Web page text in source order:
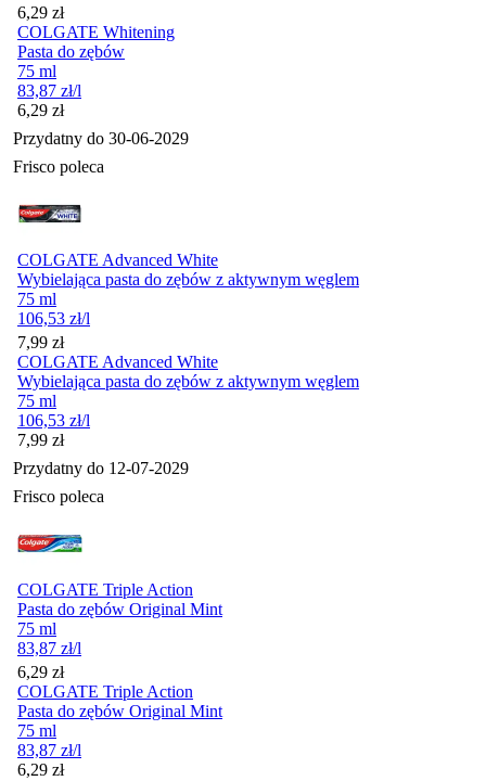
Cena
6,29 zł
COLGATE Whitening
Pasta do zębów
75 ml
83,87 zł/l
Cena
6,29 zł
Przydatny do 30-06-2029
Frisco poleca
COLGATE Advanced White
Wybielająca pasta do zębów z aktywnym węglem
75 ml
106,53 zł/l
Cena
7,99 zł
COLGATE Advanced White
Wybielająca pasta do zębów z aktywnym węglem
75 ml
106,53 zł/l
Cena
7,99 zł
Przydatny do 12-07-2029
Frisco poleca
COLGATE Triple Action
Pasta do zębów Original Mint
75 ml
83,87 zł/l
Cena
6,29 zł
COLGATE Triple Action
Pasta do zębów Original Mint
75 ml
83,87 zł/l
Cena
6,29 zł